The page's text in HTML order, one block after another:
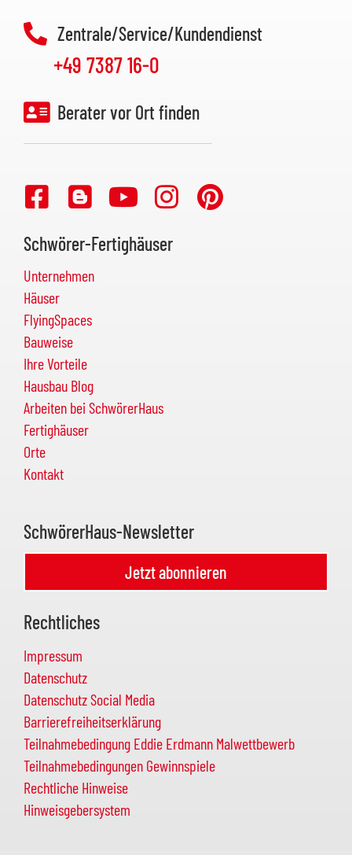
Zentrale/Service/Kundendienst
+49 7387 16-0
Berater vor Ort finden
Schwörer-Fertighäuser
Unternehmen
Häuser
FlyingSpaces
Bauweise
Ihre Vorteile
Hausbau Blog
Arbeiten bei SchwörerHaus
Fertighäuser
Orte
Kontakt
SchwörerHaus-Newsletter
Jetzt abonnieren
Rechtliches
Impressum
Datenschutz
Datenschutz Social Media
Barrierefreiheitserklärung
Teilnahmebedingung Eddie Erdmann Malwettbewerb
Teilnahmebedingungen Gewinnspiele
Rechtliche Hinweise
Hinweisgebersystem